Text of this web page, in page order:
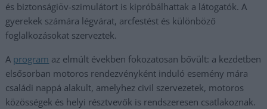
és biztonságiöv-szimulátort is kipróbálhattak a látogatók. A
gyerekek számára légvárat, arcfestést és különböző
foglalkozásokat szerveztek.
A program az elmúlt években fokozatosan bővült: a kezdetben
elsősorban motoros rendezvényként induló esemény mára
családi nappá alakult, amelyhez civil szervezetek, motoros
közösségek és helyi résztvevők is rendszeresen csatlakoznak.